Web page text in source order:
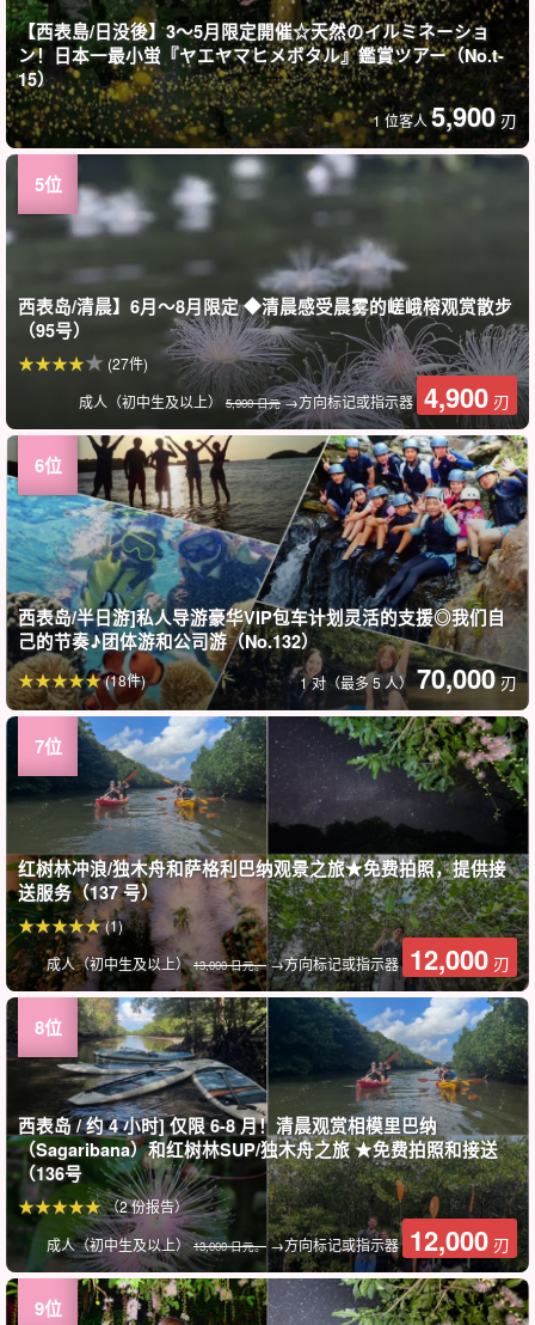
【西表島/日没後】3～5月限定開催☆天然のイルミネーショ
ン！日本一最小蛍『ヤエヤマヒメボタル』鑑賞ツアー（No.t-
15）
1 位客人5,900 刃
西表岛/清晨】6月～8月限定 ◆清晨感受晨雾的嵯峨榕观赏散步
（95号）
成人（初中生及以上）5,900 日元→方向标记或指示器 4,900 刃
(27件)
西表岛/半日游]私人导游豪华VIP包车计划灵活的支援◎我们自
己的节奏♪团体游和公司游（No.132）
1 对（最多 5 人）70,000 刃
(18件)
红树林冲浪/独木舟和萨格利巴纳观景之旅★免费拍照，提供接
送服务（137 号）
成人（初中生及以上）13,000 日元。→方向标记或指示器 12,000 刃
(1)
西表岛 / 约 4 小时] 仅限 6-8 月！清晨观赏相模里巴纳
（Sagaribana）和红树林SUP/独木舟之旅 ★免费拍照和接送
（136号
成人（初中生及以上）13,000 日元。→方向标记或指示器 12,000 刃
（2 份报告）